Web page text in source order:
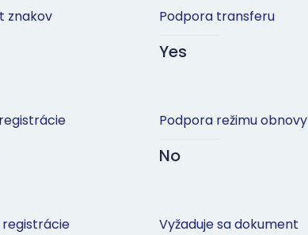
znakov
registrácie
Podpora transferu
Yes
Podpora režimu obnovy
No
Vyžaduje sa dokument